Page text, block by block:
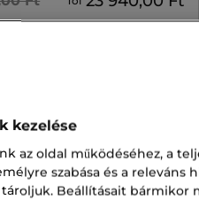
Parfum
kezelése
az oldal működéséhez, a
szabása és a
Beállításait